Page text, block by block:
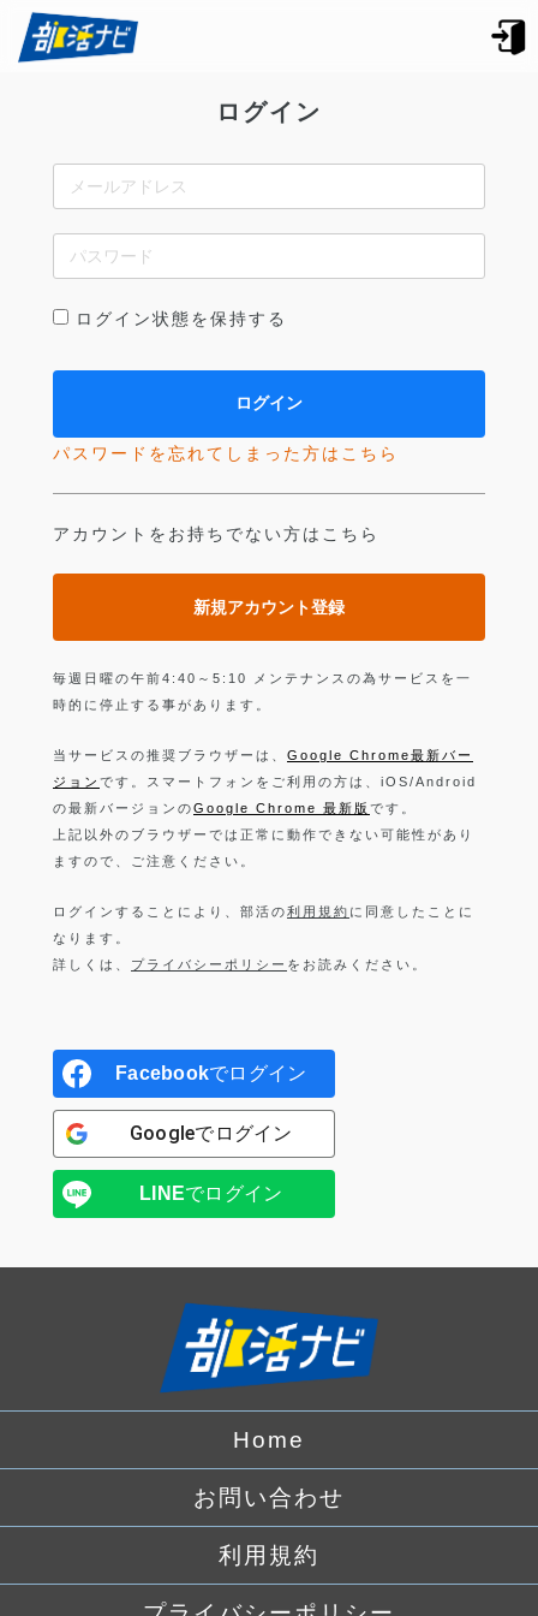
ログイン
ログイン状態を保持する
パスワードを忘れてしまった方はこちら
アカウントをお持ちでない方はこちら
新規アカウント登録
毎週日曜の午前4:40～5:10 メンテナンスの為サービスを一
時的に停止する事があります。
当サービスの推奨ブラウザーは、 Google Chrome最新バー
ジョン です。スマートフォンをご利用の方は、iOS/Android
の最新バージョンのGoogle Chrome 最新版 です。
上記以外のブラウザーでは正常に動作できない可能性があり
ますので、ご注意ください。
ログインすることにより、部活の利用規約 に同意したことに
なります。
詳しくは、 プライバシーポリシー をお読みください。
Facebookでログイン
Googleでログイン
LINEでログイン
Home
お問い合わせ
利用規約